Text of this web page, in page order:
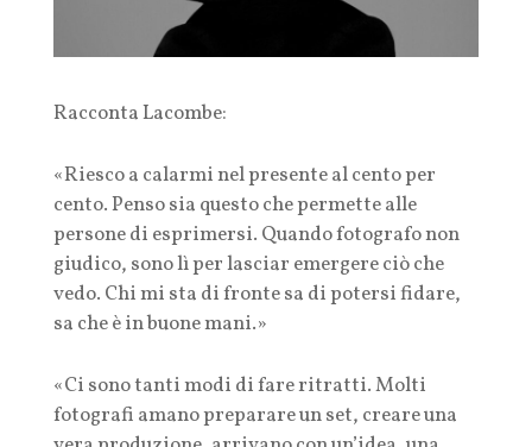
Racconta Lacombe:
«Riesco a calarmi nel presente al cento per
cento. Penso sia questo che permette alle
persone di esprimersi. Quando fotografo non
giudico, sono lì per lasciar emergere ciò che
vedo. Chi mi sta di fronte sa di potersi fidare,
sa che è in buone mani.»
«Ci sono tanti modi di fare ritratti. Molti
fotografi amano preparare un set, creare una